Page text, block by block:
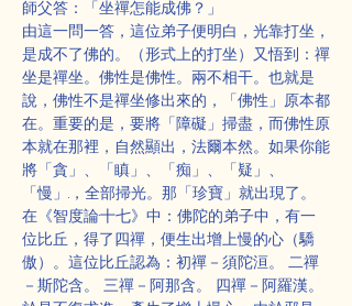
師父答：「坐禪怎能成佛？」
由這一問一答，這位弟子便明白，光靠打坐，
是成不了佛的。（形式上的打坐）又悟到：禪
坐是禪坐。佛性是佛性。兩不相干。也就是
說，佛性不是禪坐修出來的，「佛性」原本都
在。重要的是，要將「障礙」掃盡，而佛性原
本就在那裡，自然顯出，法爾本然。如果你能
將「貪」、「瞋」、「痴」、「疑」、
「慢」.，全部掃光。那「珍寶」就出現了。
在《智度論·十七》中：佛陀的弟子中，有一
位比丘，得了四禪，便生出增上慢的心（驕
傲）。這位比丘認為：初禪－須陀洹。 二禪
－斯陀含。 三禪－阿那含。 四禪－阿羅漢。